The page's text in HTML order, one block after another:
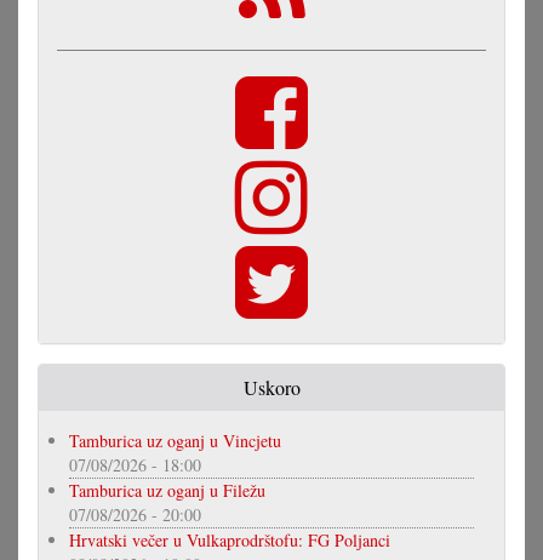
Uskoro
Tamburica uz oganj u Vincjetu
07/08/2026 - 18:00
Tamburica uz oganj u Filežu
07/08/2026 - 20:00
Hrvatski večer u Vulkaprodrštofu: FG Poljanci